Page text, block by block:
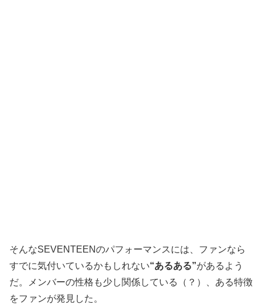
そんなSEVENTEENのパフォーマンスには、ファンなら
すでに気付いているかもしれない“あるある”があるよう
だ。メンバーの性格も少し関係している（？）、ある特徴
をファンが発見した。